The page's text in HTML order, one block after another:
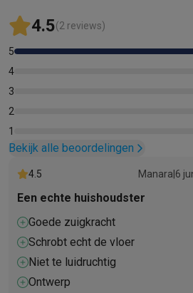
huishoudster.
4.5(2 reviews)
5
4
3
2
1
Bekijk alle beoordelingen
4.5 Manara 6
Een echte huishoudster
Goede zuigkracht
Schrobt echt de vloer
Niet te luidruchtig
Ontwerp